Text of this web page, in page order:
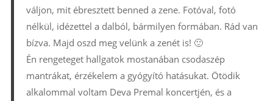
váljon, mit ébresztett benned a zene. Fotóval, fotó
nélkül, idézettel a dalból, bármilyen formában. Rád van
bízva. Majd oszd meg velünk a zenét is! 🙂
Én rengeteget hallgatok mostanában csodaszép
mantrákat, érzékelem a gyógyító hatásukat. Ötödik
alkalommal voltam Deva Premal koncertjén, és a